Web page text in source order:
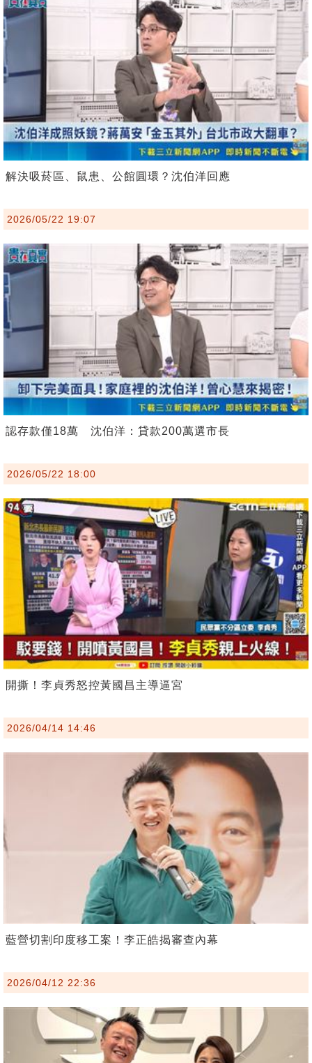
解決吸菸區、鼠患、公館圓環？沈伯洋回應
2026/05/22 19:07
認存款僅18萬 沈伯洋：貸款200萬選市長
2026/05/22 18:00
開撕！李貞秀怒控黃國昌主導逼宮
2026/04/14 14:46
藍營切割印度移工案！李正皓揭審查內幕
2026/04/12 22:36